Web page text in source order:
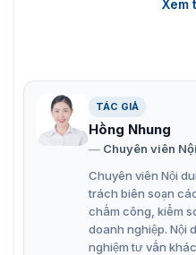
Tủ báo động trung tâm 8
Tính năng nổi bật
19A08-01BNG
Tủ báo động hỗ trợ 8
các cảm biến và thiết
Xem
TÁC GIẢ
Hồng Nhung
Chuyên viên
Chuyên viên Nội
trách biên soạn
chấm công, kiểm
doanh nghiệp. Nội
nghiệm tư vấn